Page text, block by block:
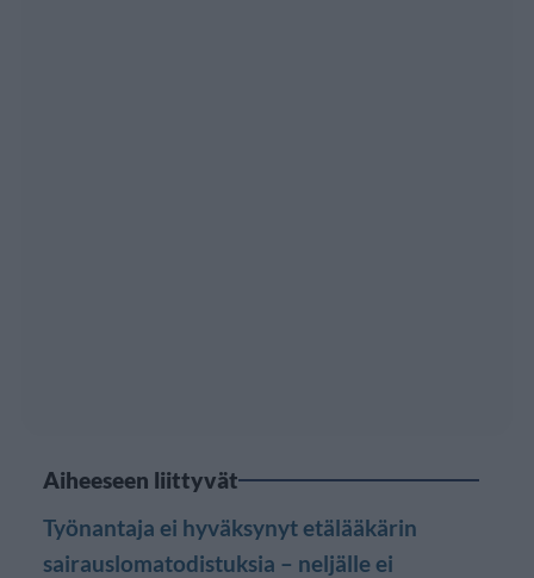
Aiheeseen liittyvät
Työnantaja ei hyväksynyt etälääkärin
sairauslomatodistuksia – neljälle ei